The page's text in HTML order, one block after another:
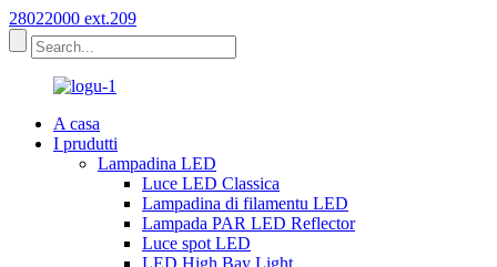
28022000 ext.209
A casa
I prudutti
Lampadina LED
Luce LED Classica
Lampadina di filamentu LED
Lampada PAR LED Reflector
Luce spot LED
LED High Bay Light